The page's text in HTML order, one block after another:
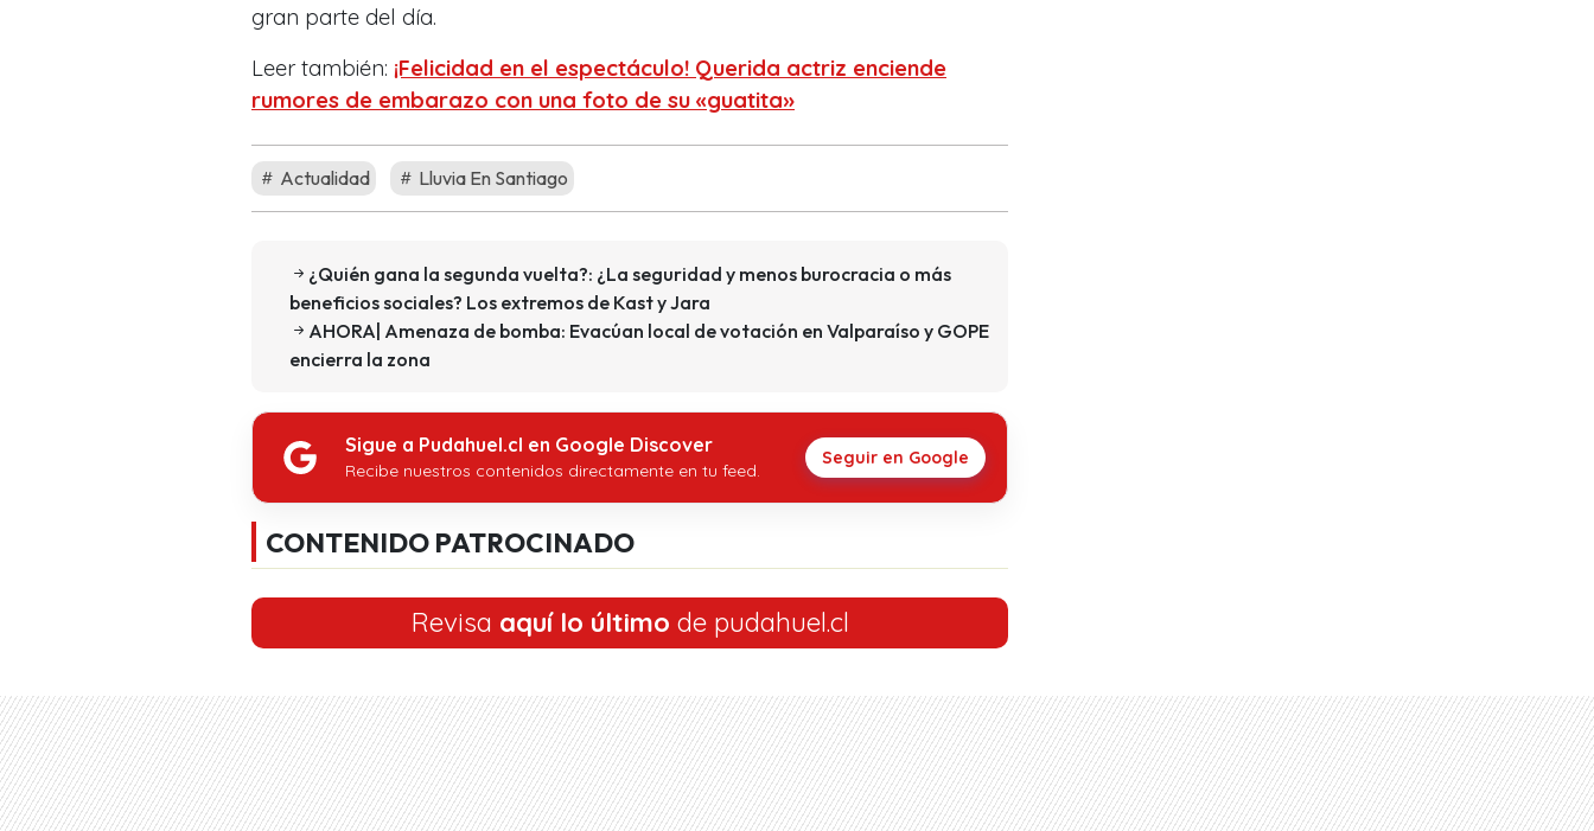
gran parte del día.
Leer también: ¡Felicidad en el espectáculo! Querida actriz enciende
rumores de embarazo con una foto de su «guatita»
Actualidad Lluvia En Santiago
¿Quién gana la segunda vuelta?: ¿La seguridad y menos burocracia o más
beneficios sociales? Los extremos de Kast y Jara
AHORA| Amenaza de bomba: Evacúan local de votación en Valparaíso y GOPE
encierra la zona
Sigue a Pudahuel.cl en Google Discover
Recibe nuestros contenidos directamente en tu feed.
Seguir en Google
CONTENIDO PATROCINADO
Revisa aquí lo último de pudahuel.cl